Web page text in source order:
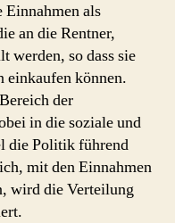
Einnahmen als
an die Rentner,
werden, so dass sie
einkaufen können.
der
in die soziale und
die Politik führend
mit den Einnahmen
wird die Verteilung